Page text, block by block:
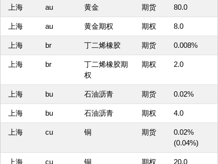
上海 au 黄金 期货 80.0
上海 au 黄金期权 期权 8.0
上海 br 丁二烯橡胶 期货 0.008%
上海 br
丁二烯橡胶期
权
期权 2.0
上海 bu 石油沥青 期货 0.02%
上海 bu 石油沥青 期权 4.0
上海 cu 铜 期货
0.02%
(0.04%)
上海 cu 铜 期权 20.0